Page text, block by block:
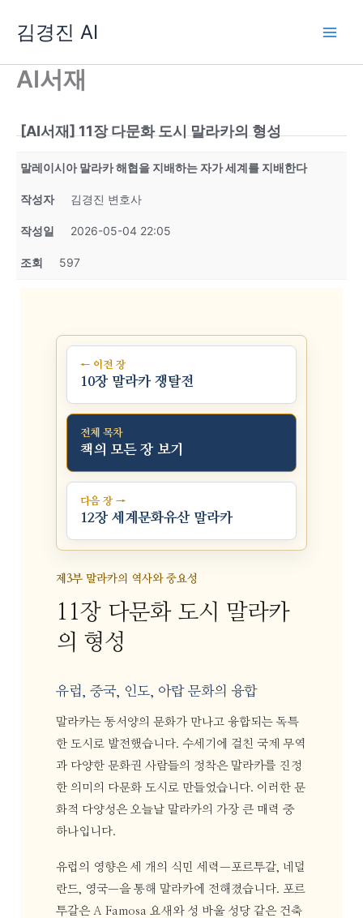
로
김경진 AI
AI서재
[AI서재] 11장 다문화 도시 말라카의 형성
말레이시아 말라카 해협을 지배하는 자가 세계를 지배한다
작성자 김경진 변호사
작성일 2026-05-04 22:05
조회 597
← 이전 장
10장 말라카 쟁탈전
전체 목차
책의 모든 장 보기
다음 장 →
12장 세계문화유산 말라카
제3부 말라카의 역사와 중요성
11장 다문화 도시 말라카
의 형성
유럽, 중국, 인도, 아랍 문화의 융합
말라카는 동서양의 문화가 만나고 융합되는 독특
한 도시로 발전했습니다. 수세기에 걸친 국제 무역
과 다양한 문화권 사람들의 정착은 말라카를 진정
한 의미의 다문화 도시로 만들었습니다. 이러한 문
화적 다양성은 오늘날 말라카의 가장 큰 매력 중
하나입니다.
유럽의 영향은 세 개의 식민 세력—포르투갈, 네덜
란드, 영국—을 통해 말라카에 전해졌습니다. 포르
투갈은 A Famosa 요새와 성 바울 성당 같은 건축